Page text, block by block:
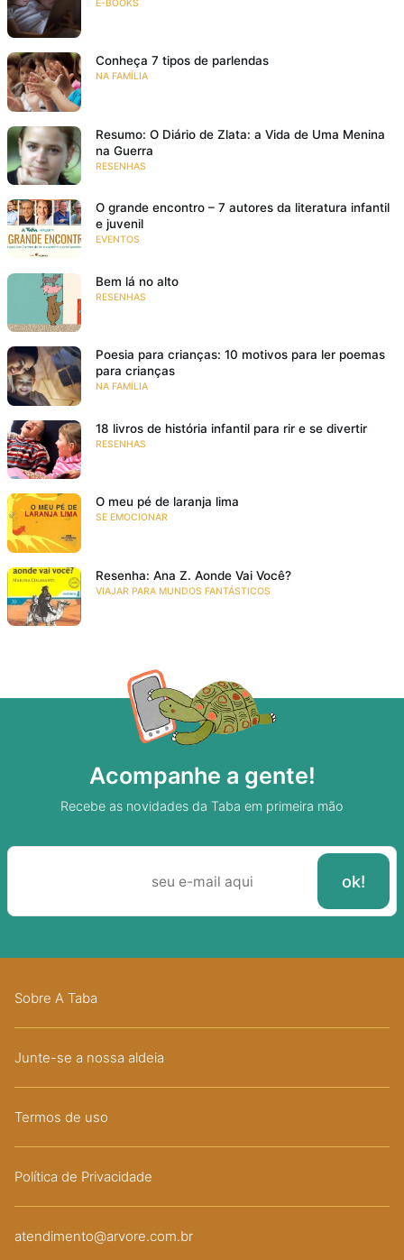
E-BOOKS
Conheça 7 tipos de parlendas
NA FAMÍLIA
Resumo: O Diário de Zlata: a Vida de Uma Menina
na Guerra
RESENHAS
O grande encontro – 7 autores da literatura infantil
e juvenil
EVENTOS
Bem lá no alto
RESENHAS
Poesia para crianças: 10 motivos para ler poemas
para crianças
NA FAMÍLIA
18 livros de história infantil para rir e se divertir
RESENHAS
O meu pé de laranja lima
SE EMOCIONAR
Resenha: Ana Z. Aonde Vai Você?
VIAJAR PARA MUNDOS FANTÁSTICOS
Acompanhe a gente!
Recebe as novidades da Taba em primeira mão
Sobre A Taba
Junte-se a nossa aldeia
Termos de uso
Política de Privacidade
atendimento@arvore.com.br